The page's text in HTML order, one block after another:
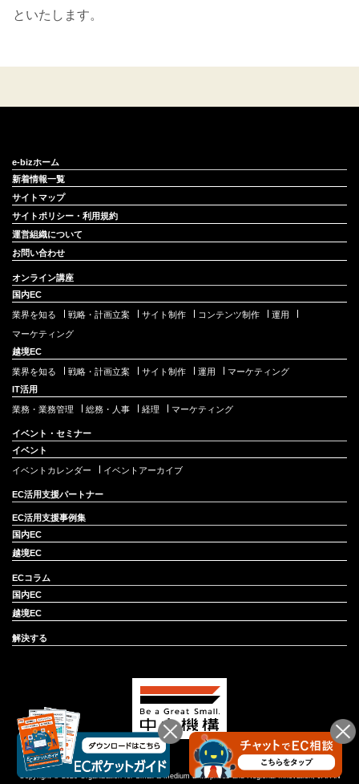
といたします。
e-bizホーム
新着情報一覧
サイトマップ
サイトポリシー・利用規約
運営組織について
お問い合わせ
オンライン講座
国内EC
業界を知る 戦略・計画立案 サイト制作 コンテンツ制作
運用
マーケティング
越境EC
業界を知る 戦略・計画立案 サイト制作 運用
マーケティング
IT活用
業務・業務管理 総務・人事 経理 マーケティング
イベント・セミナー
イベント
イベントカレンダー イベントアーカイブ
EC活用支援パートナー
EC活用支援事例集
国内EC
越境EC
ECコラム
国内EC
越境EC
解決する
Copyright © 2020 Organization for Small & Medium Enterprises and Regional Innovation, JAPAN